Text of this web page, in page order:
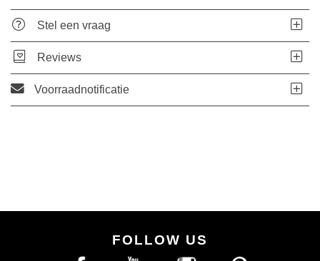
Stel een vraag
Reviews
Voorraadnotificatie
FOLLOW US